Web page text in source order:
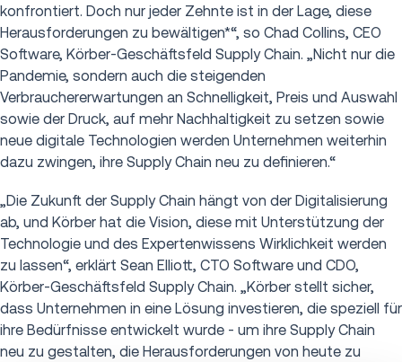
konfrontiert. Doch nur jeder Zehnte ist in der Lage, diese
Herausforderungen zu bewältigen*“, so Chad Collins, CEO
Software, Körber-Geschäftsfeld Supply Chain. „Nicht nur die
Pandemie, sondern auch die steigenden
Verbrauchererwartungen an Schnelligkeit, Preis und Auswahl
sowie der Druck, auf mehr Nachhaltigkeit zu setzen sowie
neue digitale Technologien werden Unternehmen weiterhin
dazu zwingen, ihre Supply Chain neu zu definieren.“
„Die Zukunft der Supply Chain hängt von der Digitalisierung
ab, und Kӧrber hat die Vision, diese mit Unterstützung der
Technologie und des Expertenwissens Wirklichkeit werden
zu lassen“, erklärt Sean Elliott, CTO Software und CDO,
Kӧrber-Geschäftsfeld Supply Chain. „Kӧrber stellt sicher,
dass Unternehmen in eine Lösung investieren, die speziell für
ihre Bedürfnisse entwickelt wurde - um ihre Supply Chain
neu zu gestalten, die Herausforderungen von heute zu